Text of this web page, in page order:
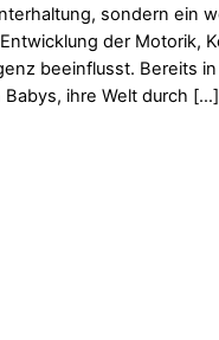
sondern ein
der Motorik,
beeinflusst. Bereits
ihre Welt durch […]